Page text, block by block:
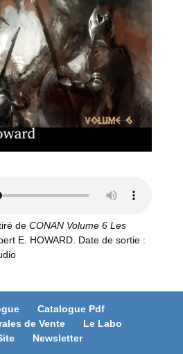
de CONAN Volume 6 Les
E. HOWARD. Date de sortie :
Catalogue Pdf
de Vente
Le Labo
Newsletter